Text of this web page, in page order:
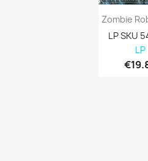
LP SKU
LP
